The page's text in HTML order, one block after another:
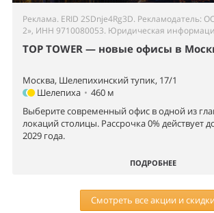
Реклама. ERID 2SDnje4Rg3D. Рекламодатель:
2», ИНН 9710080053. Юридическая
TOP TOWER — новые офисы в
Москва, Шелепихинский тупик, 17/1
Шелепиха • 460 м
Выберите современный офис в одной из
локаций столицы. Рассрочка 0% действует
2029 года.
ПОДРОБНЕЕ
Смотреть все акции и скидки